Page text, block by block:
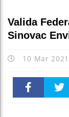
Valida
Sinovac
10 Mar 2021